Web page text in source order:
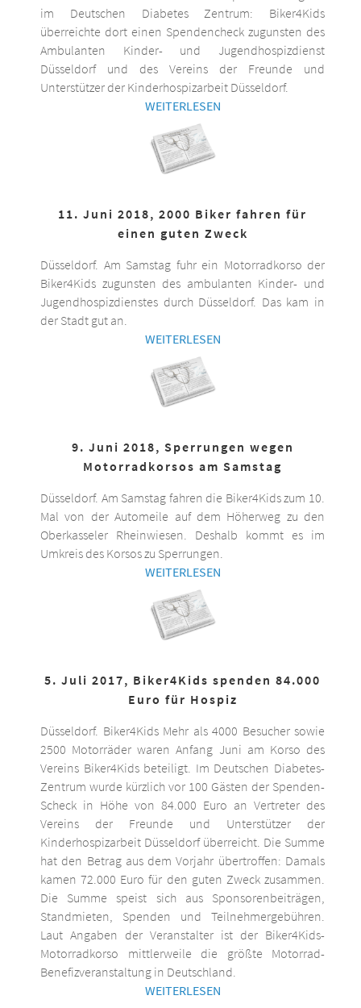
im Deutschen Diabetes Zentrum: Biker4Kids
überreichte dort einen Spendencheck zugunsten des
Ambulanten Kinder- und Jugendhospizdienst
Düsseldorf und des Vereins der Freunde und
Unterstützer der Kinderhospizarbeit Düsseldorf.
WEITERLESEN
11. Juni 2018, 2000 Biker fahren für
einen guten Zweck
Düsseldorf. Am Samstag fuhr ein Motorradkorso der
Biker4Kids zugunsten des ambulanten Kinder- und
Jugendhospizdienstes durch Düsseldorf. Das kam in
der Stadt gut an.
WEITERLESEN
9. Juni 2018, Sperrungen wegen
Motorradkorsos am Samstag
Düsseldorf. Am Samstag fahren die Biker4Kids zum 10.
Mal von der Automeile auf dem Höherweg zu den
Oberkasseler Rheinwiesen. Deshalb kommt es im
Umkreis des Korsos zu Sperrungen.
WEITERLESEN
5. Juli 2017, Biker4Kids spenden 84.000
Euro für Hospiz
Düsseldorf. Biker4Kids Mehr als 4000 Besucher sowie
2500 Motorräder waren Anfang Juni am Korso des
Vereins Biker4Kids beteiligt. Im Deutschen Diabetes-
Zentrum wurde kürzlich vor 100 Gästen der Spenden-
Scheck in Höhe von 84.000 Euro an Vertreter des
Vereins der Freunde und Unterstützer der
Kinderhospizarbeit Düsseldorf überreicht. Die Summe
hat den Betrag aus dem Vorjahr übertroffen: Damals
kamen 72.000 Euro für den guten Zweck zusammen.
Die Summe speist sich aus Sponsorenbeiträgen,
Standmieten, Spenden und Teilnehmergebühren.
Laut Angaben der Veranstalter ist der Biker4Kids-
Motorradkorso mittlerweile die größte Motorrad-
Benefizveranstaltung in Deutschland.
WEITERLESEN